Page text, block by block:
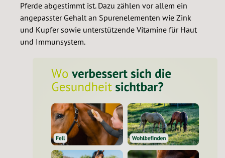
Pferde abgestimmt ist. Dazu zählen vor allem ein
angepasster Gehalt an Spurenelementen wie Zink
und Kupfer sowie unterstützende Vitamine für Haut
und Immunsystem.